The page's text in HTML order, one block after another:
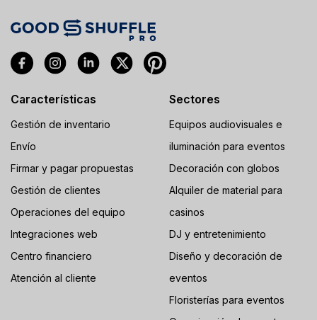
Características
Gestión de inventario
Envío
Firmar y pagar propuestas
Gestión de clientes
Operaciones del equipo
Integraciones web
Centro financiero
Atención al cliente
Sectores
Equipos audiovisuales e
iluminación para eventos
Decoración con globos
Alquiler de material para
casinos
DJ y entretenimiento
Diseño y decoración de
eventos
Floristerías para eventos